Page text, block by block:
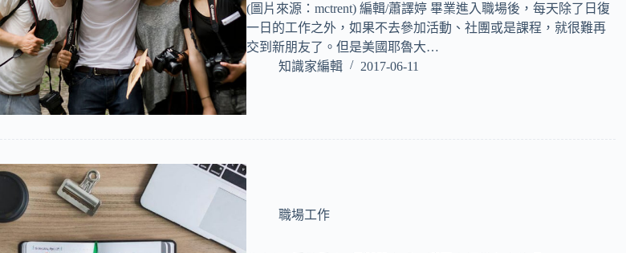
(圖片來源：mctrent) 編輯/蕭譯婷 畢業進入職場後，每天除了日復
一日的工作之外，如果不去參加活動、社團或是課程，就很難再
交到新朋友了。但是美國耶魯大…
知識家編輯
2017-06-11
職場工作